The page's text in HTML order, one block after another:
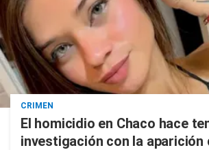
CRIMEN
El homicidio en Chaco hace
investigación con la aparición